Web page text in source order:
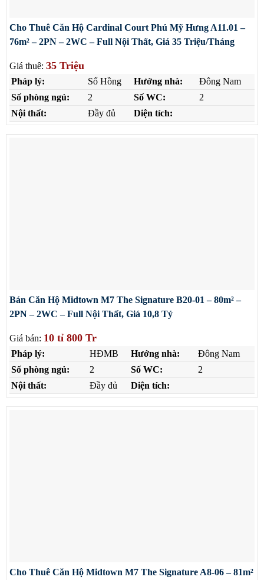
Cho Thuê Căn Hộ Cardinal Court Phú Mỹ Hưng A11.01 –
76m² – 2PN – 2WC – Full Nội Thất, Giá 35 Triệu/Tháng
Giá thuê: 35 Triệu
Pháp lý: Sổ Hồng Hướng nhà:
Đông Nam
Số phòng ngủ:
2 Số WC:
2
Nội thất:
Đầy đủ Diện tích:
Bán Căn Hộ Midtown M7 The Signature B20-01 – 80m² –
2PN – 2WC – Full Nội Thất, Giá 10,8 Tỷ
Giá bán: 10 tỉ 800 Tr
Pháp lý: HĐMB Hướng nhà:
Đông Nam
Số phòng ngủ:
2 Số WC:
2
Nội thất:
Đầy đủ Diện tích:
Cho Thuê Căn Hộ Midtown M7 The Signature A8-06 – 81m²